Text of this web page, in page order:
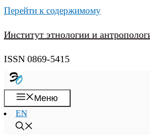
Перейти к содержимому
Институт этнологии и
ISSN 0869-5415
Меню
EN